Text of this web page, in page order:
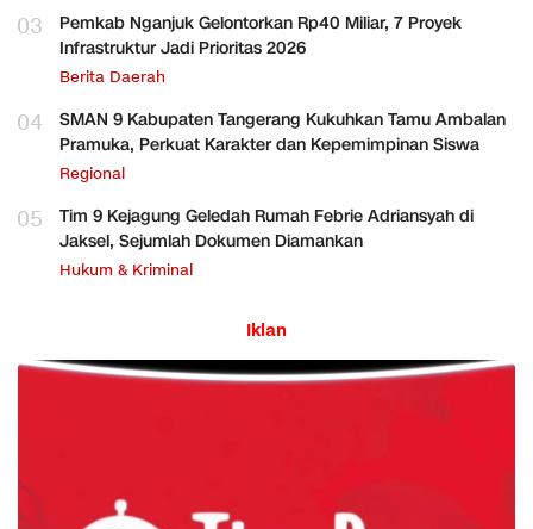
03
Pemkab Nganjuk Gelontorkan Rp40 Miliar, 7 Proyek
Infrastruktur Jadi Prioritas 2026
Berita Daerah
04
SMAN 9 Kabupaten Tangerang Kukuhkan Tamu Ambalan
Pramuka, Perkuat Karakter dan Kepemimpinan Siswa
Regional
05
Tim 9 Kejagung Geledah Rumah Febrie Adriansyah di
Jaksel, Sejumlah Dokumen Diamankan
Hukum & Kriminal
Iklan